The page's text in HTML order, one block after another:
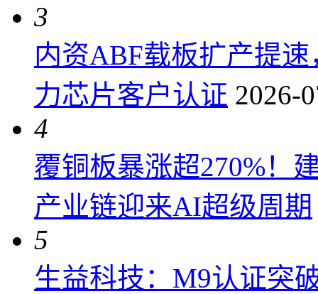
3
内资ABF载板扩产提
力芯片客户认证 2026-
4
覆铜板暴涨超270%！
产业链迎来AI超级周期
5
生益科技：M9认证突